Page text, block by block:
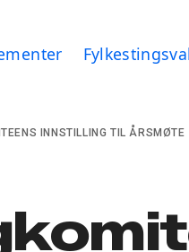
INNSTILLING TIL ÅRSMØTE